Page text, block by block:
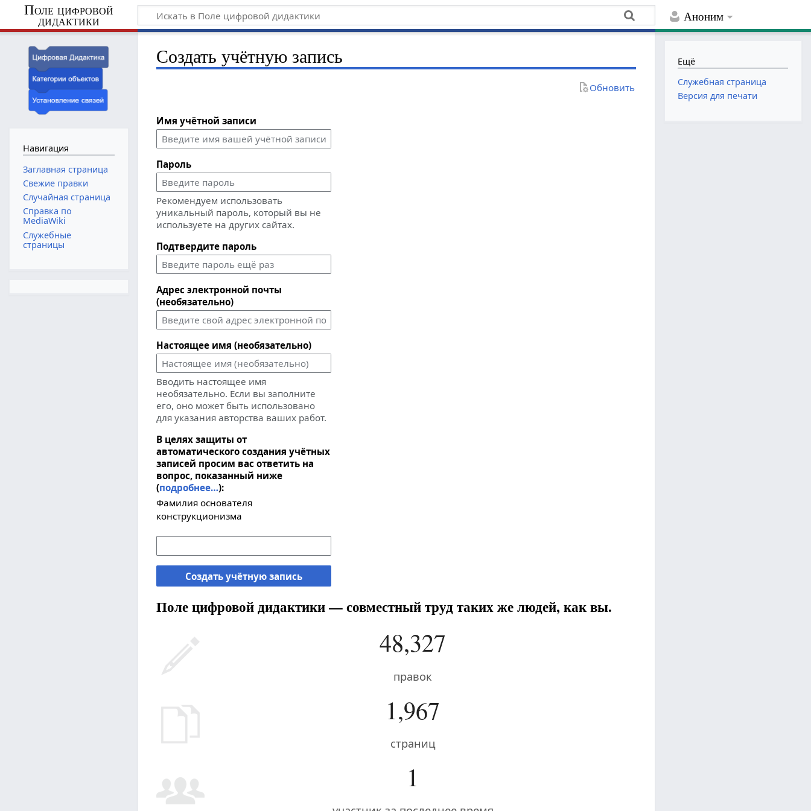
Аноним
Поле цифровой
дидактики
Создать учётную запись
Обновить
Имя учётной записи
Пароль
Рекомендуем использовать
уникальный пароль, который вы не
используете на других сайтах.
Подтвердите пароль
Адрес электронной почты
(необязательно)
Настоящее имя (необязательно)
Вводить настоящее имя
необязательно. Если вы заполните
его, оно может быть использовано
для указания авторства ваших работ.
В целях защиты от
автоматического создания учётных
записей просим вас ответить на
вопрос, показанный ниже
(подробнее…):
Фамилия основателя
конструкционизма
Создать учётную запись
Поле цифровой дидактики — совместный труд таких же людей, как вы.
48,327
правок
1,967
страниц
1
Навигация
Заглавная страница
Свежие правки
Случайная страница
Справка по
MediaWiki
Служебные
страницы
Ещё
Служебная страница
Версия для печати